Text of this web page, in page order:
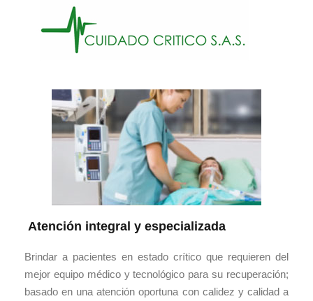
Atención integral y especializada
Brindar a pacientes en estado crítico que requieren del
mejor equipo médico y tecnológico para su recuperación;
basado en una atención oportuna con calidez y calidad a